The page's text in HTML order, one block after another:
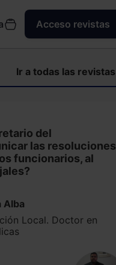
Acceso revistas
Ir a todas las revistas
del
las resoluciones
funcionarios, al
Alba
Local. Doctor en